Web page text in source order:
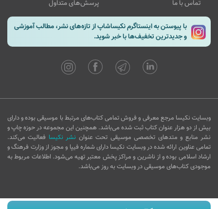
تماس با ما
پرسش‌های متداول
با پیوستن به اینستاگرم نکیساشاپ از تازه‌های نشر، مطالب آموزشی
و جدیدترین تخفیف‌ها با خبر شوید.
وبسایت نکیسا مرجع معرفی و فروش تمامی کتاب‌های مرتبط با موسیقی بوده و دارای
بیش از دو هزار عنوان کتاب ثبت شده می‌باشد. همچنین این مجموعه در حوزه چاپ و
نشر منابع و متدهای تخصصی موسیقی تحت عنوان نشر نکیسا فعالیت می‌کند.
تمامی عناوین ارائه شده در وبسایت نکیسا دارای شماره فیپا و مجوز از وزارت فرهنگ و
ارشاد اسلامی بوده و از ناشرین و مراکز پخش معتبر تهیه می‌شود. اطلاعات مربوط به
موجودی کتاب‌های موسیقی در وبسایت به روز می‌باشد.